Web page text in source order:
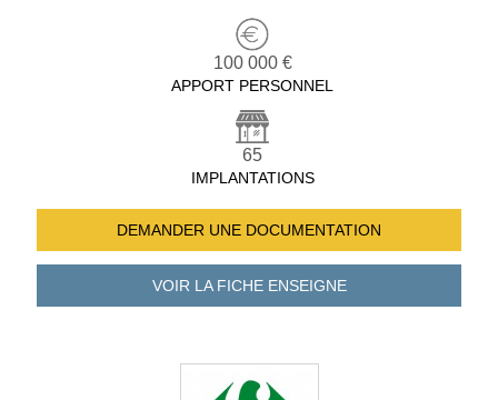
100 000 €
APPORT PERSONNEL
65
IMPLANTATIONS
DEMANDER UNE DOCUMENTATION
VOIR LA FICHEENSEIGNE